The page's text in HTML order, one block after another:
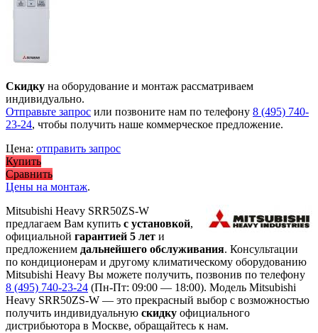
Скидку на оборудование и монтаж рассматриваем
индивидуально.
Отправьте запрос или позвоните нам по телефону 8 (495) 740-
23-24, чтобы получить наше коммерческое предложение.
Цена: отправить запрос
Купить
Сравнить
Цены на монтаж.
Mitsubishi Heavy SRR50ZS-W
предлагаем Вам купить с установкой,
официальной гарантией 5 лет и
предложением дальнейшего обслуживания. Консультации
по кондиционерам и другому климатическому оборудованию
Mitsubishi Heavy Вы можете получить, позвонив по телефону
8 (495) 740-23-24 (Пн-Пт: 09:00 — 18:00). Модель Mitsubishi
Heavy SRR50ZS-W — это прекрасный выбор с возможностью
получить индивидуальную скидку официального
дистрибьютора в Москве, обращайтесь к нам.